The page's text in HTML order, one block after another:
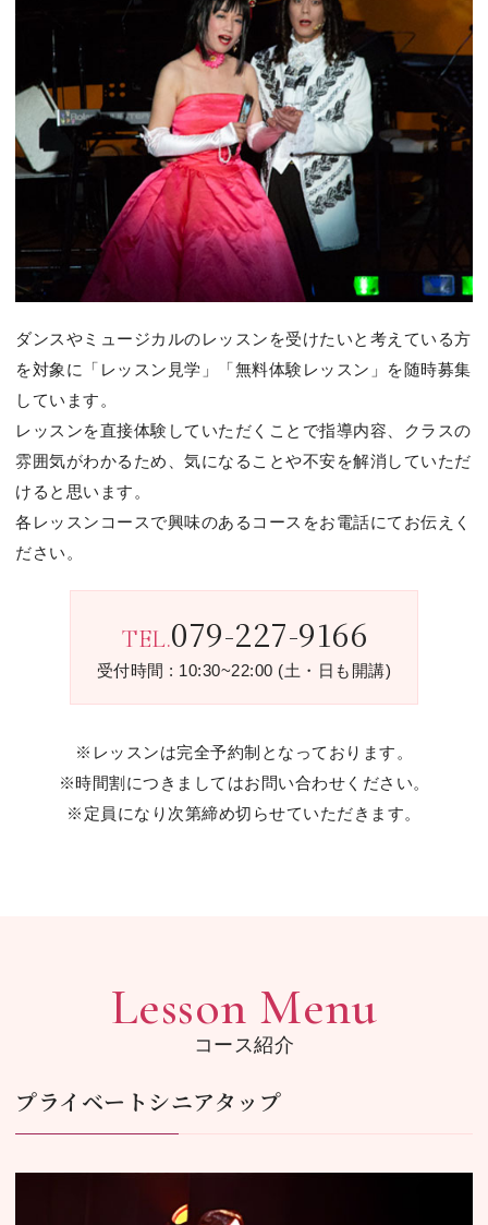
ダンスやミュージカルのレッスンを受けたいと考えている⽅
を対象に
「レッスン⾒学」「無料体験レッスン」を随時募集
しています。
レッスンを直接体験していただくことで指導内容、クラスの
雰囲気がわかるため、気になることや不安を解消していただ
けると思います。
各レッスンコースで興味のあるコースをお電話にてお伝えく
ださい。
TEL.079-227-9166
受付時間 : 10:30~22:00 (土・日も開講)
※レッスンは完全予約制となっております。
※時間割につきましてはお問い合わせください。
※定員になり次第締め切らせていただきます。
Lesson Menu
コース紹介
プライベートシニアタップ